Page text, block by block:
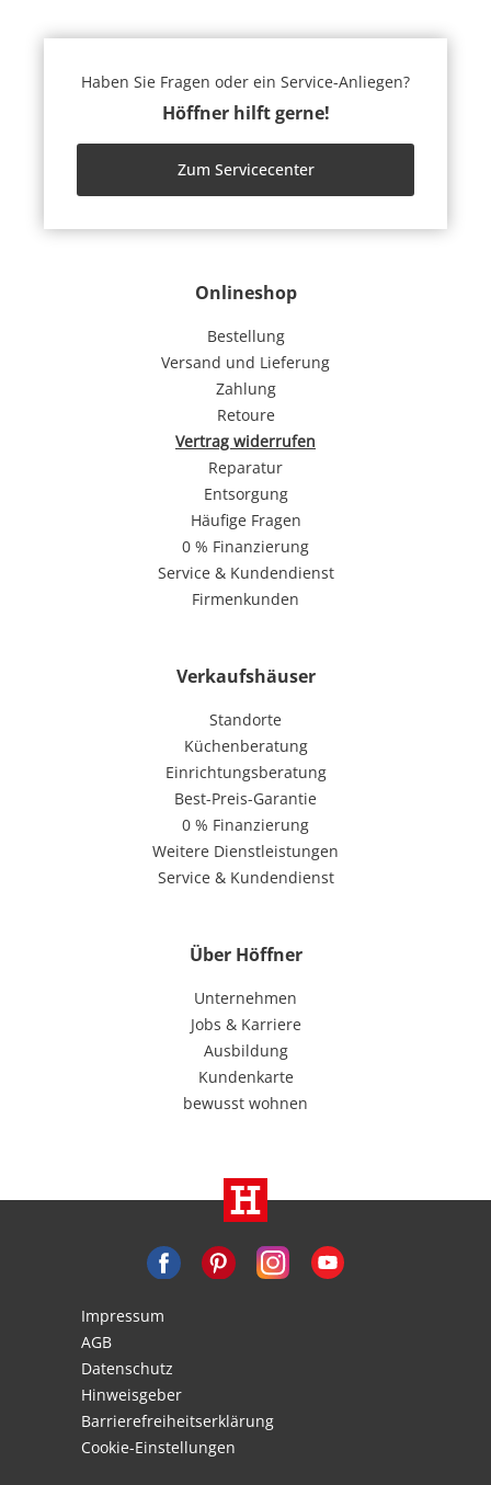
Onlineshop
Bestellung
Versand und Lieferung
Zahlung
Retoure
Vertrag widerrufen
Reparatur
Entsorgung
Häufige Fragen
0 % Finanzierung
Service & Kundendienst
Firmenkunden
Verkaufshäuser
Standorte
Küchenberatung
Einrichtungsberatung
Best-Preis-Garantie
0 % Finanzierung
Weitere Dienstleistungen
Service & Kundendienst
Über Höffner
Unternehmen
Jobs & Karriere
Ausbildung
Kundenkarte
bewusst wohnen
Haben Sie Fragen oder ein Service-Anliegen?
Höffner hilft gerne!
Zum Servicecenter
Impressum
AGB
Datenschutz
Hinweisgeber
Barrierefreiheitserklärung
Cookie-Einstellungen